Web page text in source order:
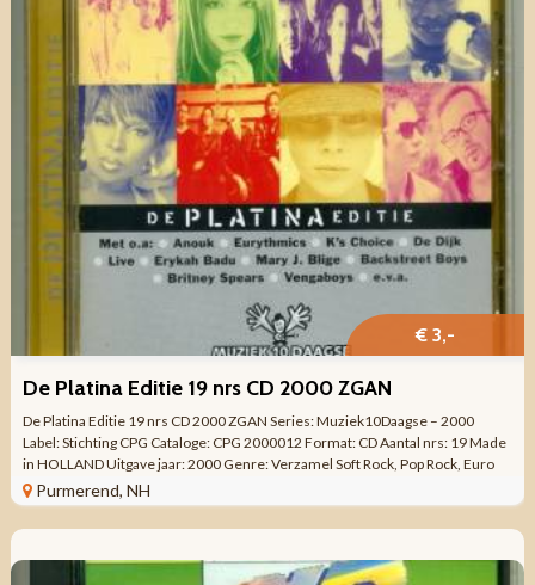
€ 3,-
De Platina Editie 19 nrs CD 2000 ZGAN
De Platina Editie 19 nrs CD 2000 ZGAN Series: Muziek10Daagse – 2000
Label: Stichting CPG Cataloge: CPG 2000012 Format: CD Aantal nrs: 19 Made
in HOLLAND Uitgave jaar: 2000 Genre: Verzamel Soft Rock, Pop Rock, Euro
House, ...
Purmerend, NH